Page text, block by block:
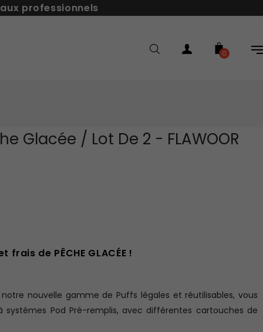
professionnels
0
Glacée / Lot De 2 - FLAWOOR
frais de PÊCHE GLACÉE !
notre nouvelle gamme de Puffs légales et réutilisables, vous
Pod Pré-remplis, avec différentes cartouches de